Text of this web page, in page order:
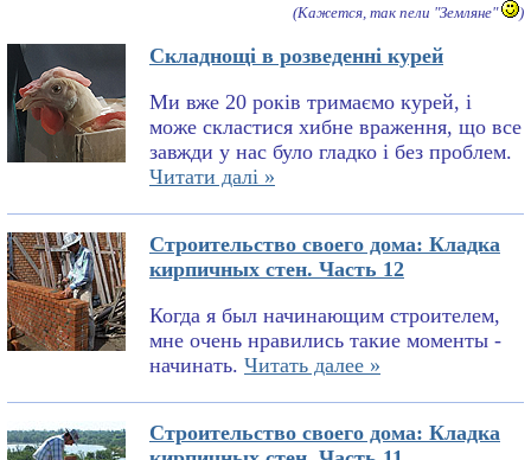
(Кажется, так пели "Земляне"
)
Складнощі в розведенні курей
Ми вже 20 років тримаємо курей, і
може скластися хибне враження, що все
завжди у нас було гладко і без проблем.
Читати далі »
Строительство своего дома: Кладка
кирпичных стен. Часть 12
Когда я был начинающим строителем,
мне очень нравились такие моменты -
начинать. Читать далее »
Строительство своего дома: Кладка